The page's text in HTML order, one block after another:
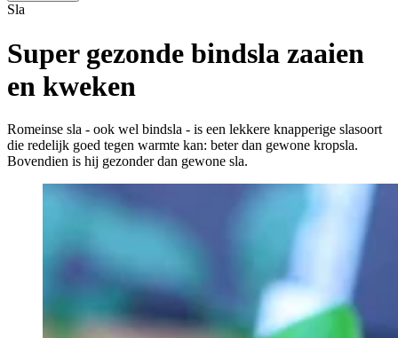
Sla
Super gezonde bindsla zaaien
en kweken
Romeinse sla - ook wel bindsla - is een lekkere knapperige slasoort
die redelijk goed tegen warmte kan: beter dan gewone kropsla.
Bovendien is hij gezonder dan gewone sla.